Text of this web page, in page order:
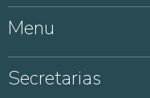
Menu
Secretarias